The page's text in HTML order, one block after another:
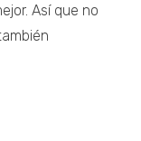
Así que no